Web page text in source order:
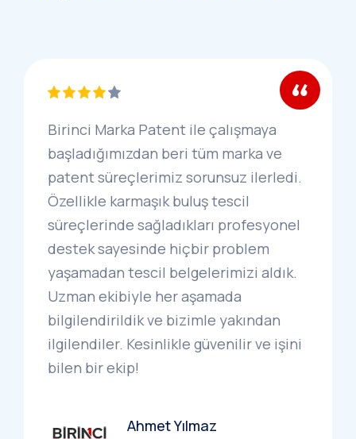
Birinci Marka Patent ile çalışmaya
başladığımızdan beri tüm marka ve
patent süreçlerimiz sorunsuz ilerledi.
Özellikle karmaşık buluş tescil
süreçlerinde sağladıkları profesyonel
destek sayesinde hiçbir problem
yaşamadan tescil belgelerimizi aldık.
Uzman ekibiyle her aşamada
bilgilendirildik ve bizimle yakından
ilgilendiler. Kesinlikle güvenilir ve işini
bilen bir ekip!
Ahmet Yılmaz